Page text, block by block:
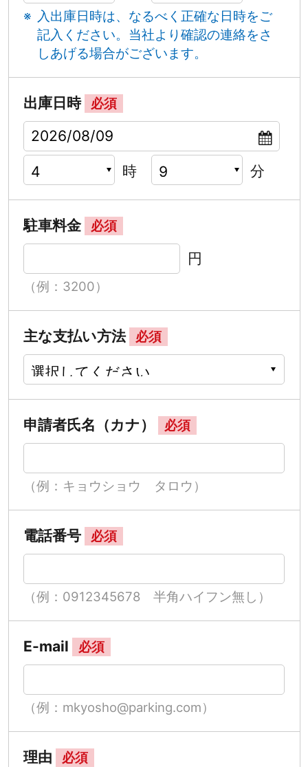
入出庫日時は、なるべく正確な日時をご
記入ください。 当社より確認の連絡をさ
しあげる場合がございます。
出庫日時 必須
時 分
駐車料金 必須
円
（例：3200）
主な支払い方法 必須
申請者氏名（カナ） 必須
（例：キョウショウ タロウ）
電話番号 必須
（例：0912345678 半角ハイフン無し）
E-mail 必須
（例：mkyosho@parking.com）
理由 必須